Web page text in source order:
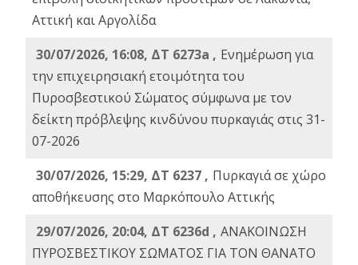
Αττική και Αργολίδα
30/07/2026, 16:08, ΔΤ 6273a , Ενημέρωση για
την επιχειρησιακή ετοιμότητα του
Πυροσβεστικού Σώματος σύμφωνα με τον
δείκτη πρόβλεψης κινδύνου πυρκαγιάς στις 31-
07-2026
30/07/2026, 15:29, ΔΤ 6237 , Πυρκαγιά σε χώρο
αποθήκευσης στο Μαρκόπουλο Αττικής
29/07/2026, 20:04, ΔΤ 6236d , ΑΝΑΚΟΙΝΩΣΗ
ΠΥΡΟΣΒΕΣΤΙΚΟΥ ΣΩΜΑΤΟΣ ΓΙΑ ΤΟΝ ΘΑΝΑΤΟ